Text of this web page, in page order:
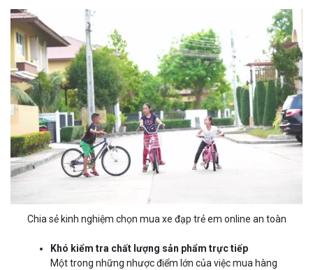
Chia sẻ kinh nghiệm chọn mua xe đạp trẻ em online an toàn
Khó kiểm tra chất lượng sản phẩm trực tiếp
Một trong những nhược điểm lớn của việc mua hàng